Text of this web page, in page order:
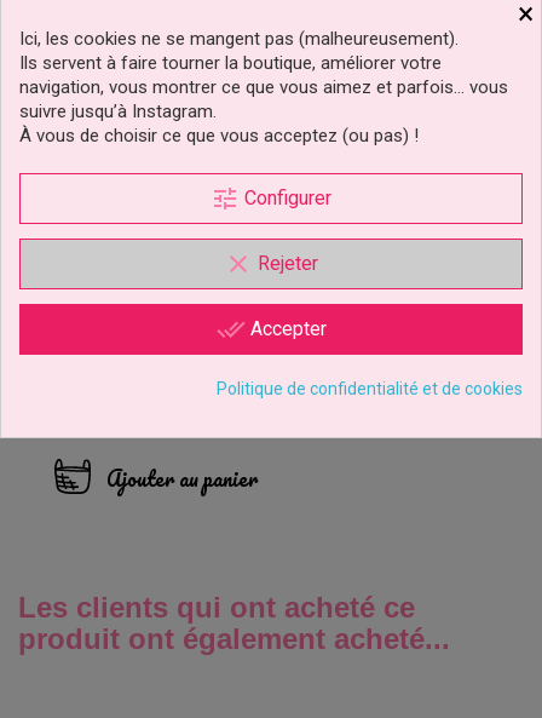
de
baseAjouter au panier
Les clients qui ont acheté ce
produit ont également acheté...
×
Ici, les cookies ne se mangent pas (malheureusement).
Ils servent à faire tourner la boutique, améliorer votre
navigation, vous montrer ce que vous aimez et parfois… vous
suivre jusqu’à Instagram.
À vous de choisir ce que vous acceptez (ou pas) !
tune Configurer
clear Rejeter
done_all Accepter
Politique de confidentialité et de cookies